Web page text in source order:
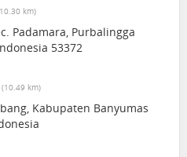
km)
Padamara, Purbalingga
53372
(10.49 km)
Kabupaten Banyumas